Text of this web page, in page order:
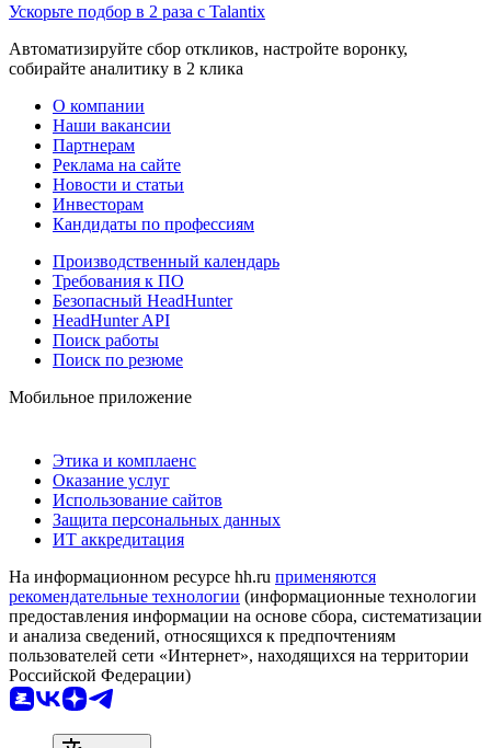
Ускорьте подбор в 2 раза с Talantix
Автоматизируйте сбор откликов, настройте воронку,
собирайте аналитику в 2 клика
О компании
Наши вакансии
Партнерам
Реклама на сайте
Новости и статьи
Инвесторам
Кандидаты по профессиям
Производственный календарь
Требования к ПО
Безопасный HeadHunter
HeadHunter API
Поиск работы
Поиск по резюме
Мобильное приложение
Этика и комплаенс
Оказание услуг
Использование сайтов
Защита персональных данных
ИТ аккредитация
На информационном ресурсе hh.ru применяются
рекомендательные технологии (информационные технологии
предоставления информации на основе сбора, систематизации
и анализа сведений, относящихся к предпочтениям
пользователей сети «Интернет», находящихся на территории
Российской Федерации)